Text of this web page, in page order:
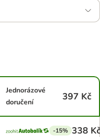
Jednorázové
doručení
397 Kč
-15% 338